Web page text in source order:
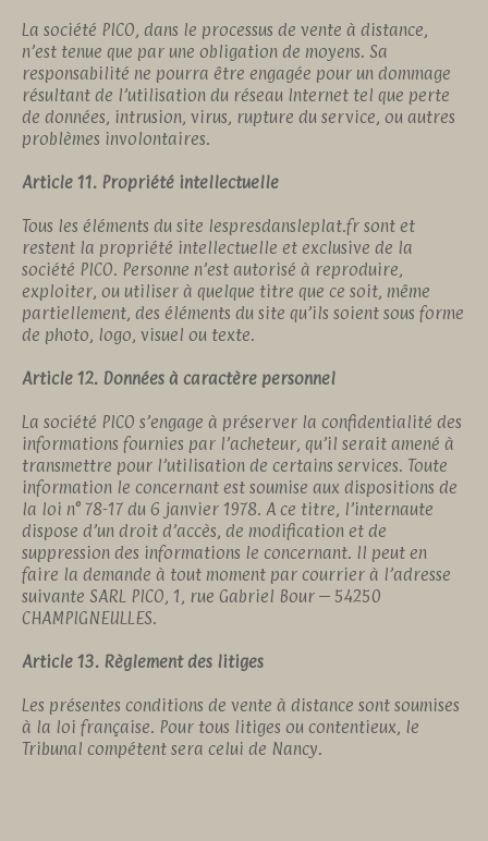
La société PICO, dans le processus de vente à distance,
n’est tenue que par une obligation de moyens. Sa
responsabilité ne pourra être engagée pour un dommage
résultant de l’utilisation du réseau Internet tel que perte
de données, intrusion, virus, rupture du service, ou autres
problèmes involontaires.
Article 11. Propriété intellectuelle
Tous les éléments du site lespresdansleplat.fr sont et
restent la propriété intellectuelle et exclusive de la
société PICO. Personne n’est autorisé à reproduire,
exploiter, ou utiliser à quelque titre que ce soit, même
partiellement, des éléments du site qu’ils soient sous forme
de photo, logo, visuel ou texte.
Article 12. Données à caractère personnel
La société PICO s’engage à préserver la confidentialité des
informations fournies par l’acheteur, qu’il serait amené à
transmettre pour l’utilisation de certains services. Toute
information le concernant est soumise aux dispositions de
la loi n° 78-17 du 6 janvier 1978. A ce titre, l’internaute
dispose d’un droit d’accès, de modification et de
suppression des informations le concernant. Il peut en
faire la demande à tout moment par courrier à l’adresse
suivante SARL PICO, 1, rue Gabriel Bour – 54250
CHAMPIGNEULLES.
Article 13. Règlement des litiges
Les présentes conditions de vente à distance sont soumises
à la loi française. Pour tous litiges ou contentieux, le
Tribunal compétent sera celui de Nancy.